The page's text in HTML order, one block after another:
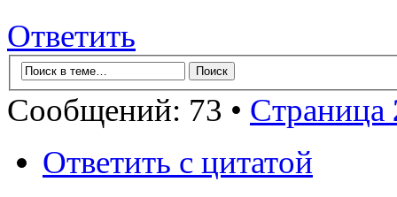
Ответить
Сообщений: 73 • Страница
Ответить с цитатой